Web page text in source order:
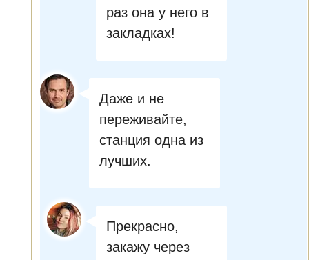
раз она у него в
закладках!
Даже и не
переживайте,
станция одна из
лучших.
Прекрасно,
закажу через